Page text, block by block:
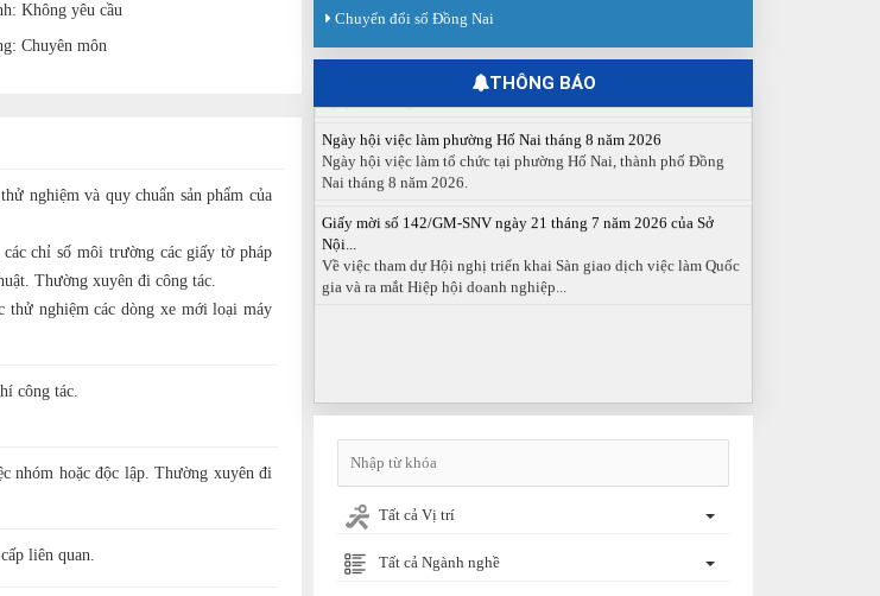
Không yêu cầu
Chuyên môn
nghiệm và quy chuẩn sản phẩm của
chỉ số môi trường các giấy tờ pháp
Thường xuyên đi công tác.
thử nghiệm các dòng xe mới loại máy
công tác.
nhóm hoặc độc lập. Thường xuyên đi
liên quan.
Chuyển đổi số Đồng Nai
THÔNG BÁO
Đồng...
Báo cáo kết quả tổ chức Sàn giao dịch việc làm lần thứ 08/2026
Ngày hội việc làm phường Hố Nai tháng 8 năm 2026
Ngày hội việc làm tổ chức tại phường Hố Nai, thành phố Đồng
Nai tháng 8 năm 2026.
Giấy mời số 142/GM-SNV ngày 21 tháng 7 năm 2026 của Sở
Nội...
Về việc tham dự Hội nghị triển khai Sàn giao dịch việc làm Quốc
gia và ra mắt Hiệp hội doanh nghiệp...
Tất cả Vị trí
Tất cả Ngành nghề